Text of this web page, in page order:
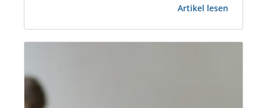
Dokumentenmanagement um bis zu 45 %.
belegen diesen Produktivitätsgewinn
eindeutig. Gleichzeitig treten neue Regeln in
Artikel lesen
Pflicht
wird